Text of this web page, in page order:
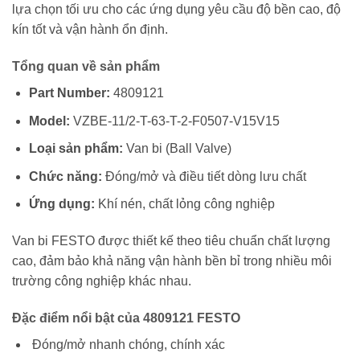
lựa chọn tối ưu cho các ứng dụng yêu cầu độ bền cao, độ
kín tốt và vận hành ổn định.
Tổng quan về sản phẩm
Part Number: 4809121
Model: VZBE-11/2-T-63-T-2-F0507-V15V15
Loại sản phẩm: Van bi (Ball Valve)
Chức năng: Đóng/mở và điều tiết dòng lưu chất
Ứng dụng: Khí nén, chất lỏng công nghiệp
Van bi FESTO được thiết kế theo tiêu chuẩn chất lượng
cao, đảm bảo khả năng vận hành bền bỉ trong nhiều môi
trường công nghiệp khác nhau.
Đặc điểm nổi bật của 4809121 FESTO
Đóng/mở nhanh chóng, chính xác